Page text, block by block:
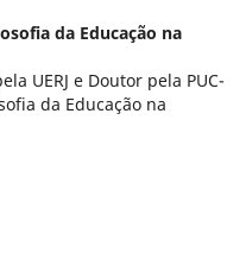
da Educação na
UERJ e Doutor pela PUC-
da Educação na